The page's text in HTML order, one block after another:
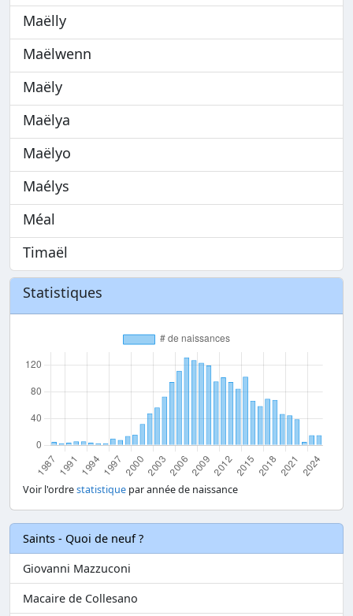
Maëlly
Maëlwenn
Maëly
Maëlya
Maëlyo
Maélys
Méal
Timaël
Statistiques
Voir l'ordrestatistique par année de naissance
Saints - Quoi de neuf ?
Giovanni Mazzuconi
Macaire de Collesano